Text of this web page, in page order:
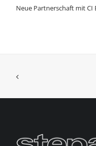
Neue Partnerschaft mit CI